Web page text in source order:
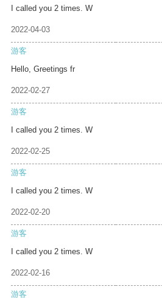
I called you 2 times. W
2022-04-03
游客
Hello, Greetings fr
2022-02-27
游客
I called you 2 times. W
2022-02-25
游客
I called you 2 times. W
2022-02-20
游客
I called you 2 times. W
2022-02-16
游客